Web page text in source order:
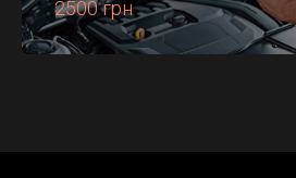
2500 грн